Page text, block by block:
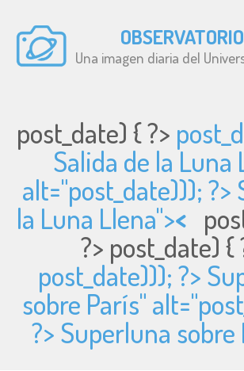
OBSERVATORIO
Una imagen diaria del
post_date) { ?>
Salida de la Luna
alt="post_date))); ?>
la Luna Llena"><
?> post_date) {
post_date))); ?>
sobre París" alt="
?> Superluna sobre